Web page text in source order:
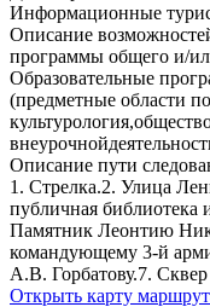
Информационные
Описание
программы общего и/
Образовательные
(предметные области
Описание пути
1. Стрелка.2. Улица
публичная библиотека
Памятник Леонтию
командующему 3-й
А.В. Горбатову.7.
Открыть карту